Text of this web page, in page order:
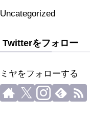
Uncategorized
Twitterをフォロー
ミヤをフォローする